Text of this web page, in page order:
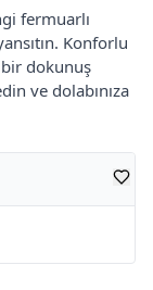
fermuarlı
Konforlu
bir dokunuş
ve dolabınıza